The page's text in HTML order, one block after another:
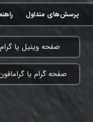
پرسش‌های متداول
​صفحه وینیل یا
​صفحه گرام یا